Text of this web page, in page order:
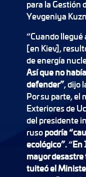
para la Gestión
Yevgeniya
“Cuando llegué
[en Kiev],
de energía
Así que no
defender”, dijo
Por su parte, el
Exteriores de
del presidente
rusopodría
ecológico”.“En
mayor
tuiteó el